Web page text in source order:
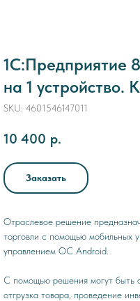
1С:Предприятие
на 1 устройство.
SKU: 4601546147011
10 400 р.
Заказать
Отраслевое решение
торговли с помощью мобильных
управлением ОС Android.
С помощью решения могут быть
отгрузка товара, проведение